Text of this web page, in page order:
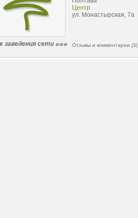
Центр
ул. Монастырская, 7а
заведения сети Отзывы и комментарии (3)